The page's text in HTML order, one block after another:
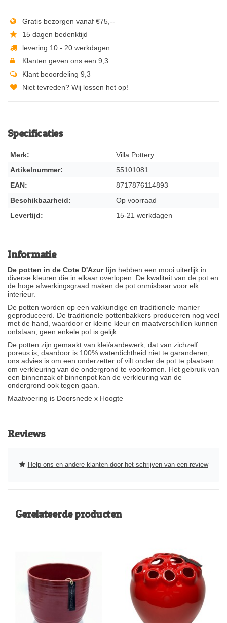
Gratis bezorgen vanaf €75,--
15 dagen bedenktijd
levering 10 - 20 werkdagen
Klanten geven ons een 9,3
Klant beoordeling 9,3
Niet tevreden? Wij lossen het op!
Specificaties
Merk:
Villa Pottery
Artikelnummer:
55101081
EAN:
8717876114893
Beschikbaarheid:
Op voorraad
Levertijd:
15-21 werkdagen
Informatie
De potten in de Cote D'Azur lijn hebben een mooi uiterlijk in
diverse kleuren die in elkaar overlopen. De kwaliteit van de pot en
de hoge afwerkingsgraad maken de pot onmisbaar voor elk
interieur.
De potten worden op een vakkundige en traditionele manier
geproduceerd. De traditionele pottenbakkers produceren nog veel
met de hand, waardoor er kleine kleur en maatverschillen kunnen
ontstaan, geen enkele pot is gelijk.
De potten zijn gemaakt van klei/aardewerk, dat van zichzelf
poreus is, daardoor is 100% waterdichtheid niet te garanderen,
ons advies is om een onderzetter of vilt onder de pot te plaatsen
om verkleuring van de ondergrond te voorkomen. Het gebruik van
een binnenzak of binnenpot kan de verkleuring van de
ondergrond ook tegen gaan.
Maatvoering is Doorsnede x Hoogte
Reviews
Help ons en andere klanten door het schrijven van een review
Gerelateerde producten